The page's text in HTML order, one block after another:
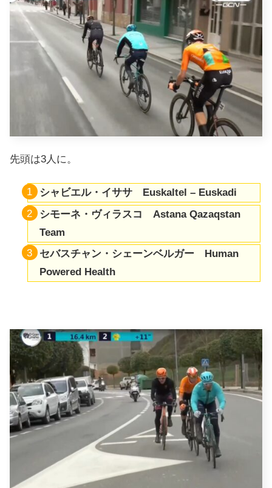
先頭は3人に。
シャビエル・イササ Euskaltel – Euskadi
シモーネ・ヴィラスコ Astana Qazaqstan
Team
セバスチャン・シェーンベルガー Human
Powered Health